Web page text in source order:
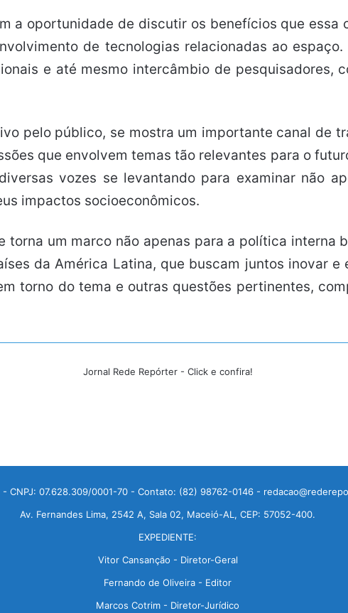
a oportunidade de discutir os benefícios que
de tecnologias relacionadas ao
e até mesmo intercâmbio de pesquisadores,
pelo público, se mostra um importante canal de
que envolvem temas tão relevantes para o
vozes se levantando para examinar não
impactos socioeconômicos.
um marco não apenas para a política interna
da América Latina, que buscam juntos inovar
torno do tema e outras questões pertinentes,
Jornal Rede Repórter - Click e confira!
- CNPJ: 07.628.309/0001-70 - Contato: (82) 98762-0146 -
Av. Fernandes Lima, 2542 A, Sala 02, Maceió-AL, CEP: 57052-400.
EXPEDIENTE:
Vitor Cansanção - Diretor-Geral
Fernando de Oliveira - Editor
Marcos Cotrim - Diretor-Jurídico